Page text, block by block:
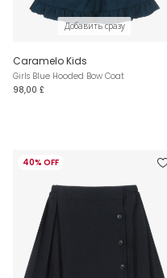
Добавить сразу
Caramelo Kids
Girls Blue Hooded Bow Coat
98,00 £
40% OFF